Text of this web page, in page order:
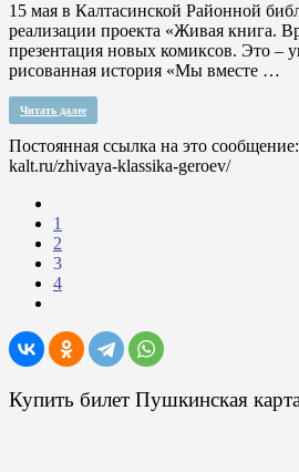
15 мая в Калтасинской Районной
реализации проекта «Живая книга.
презентация новых комиксов. Это –
рисованная история «Мы вместе …
Читать далее
Постоянная ссылка на это сообщение:
kalt.ru/zhivaya-klassika-geroev/
1
2
3
4
Купить билет Пушкинская карта